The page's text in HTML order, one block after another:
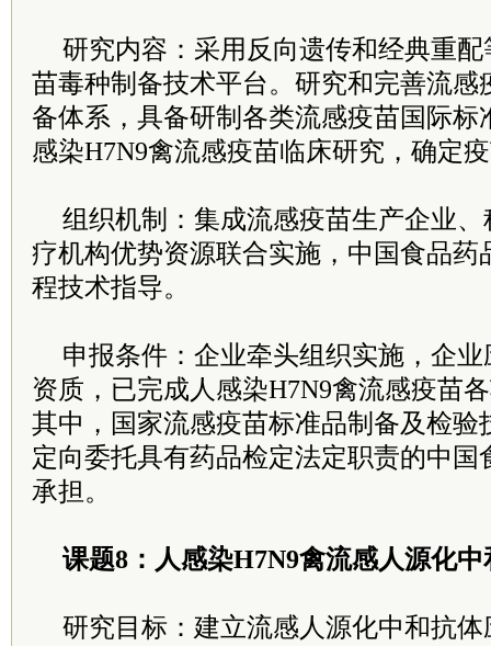
研究内容：采用反向遗传和经典重
苗毒种制备技术平台。研究和完善流感
备体系，具备研制各类流感疫苗国际标
感染H7N9禽流感疫苗临床研究，确定
组织机制：集成流感疫苗生产企业
疗机构优势资源联合实施，中国食品药
程技术指导。
申报条件：企业牵头组织实施，企
资质，已完成人感染H7N9禽流感疫苗
其中，国家流感疫苗标准品制备及检验
定向委托具有药品检定法定职责的中国
承担。
课题8：人感染H7N9禽流感人源化
研究目标：建立流感人源化中和抗